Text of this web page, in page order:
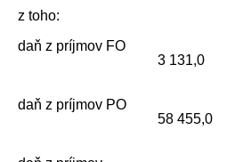
z toho:
daň z príjmov FO
3 131,0
daň z príjmov PO
58 455,0